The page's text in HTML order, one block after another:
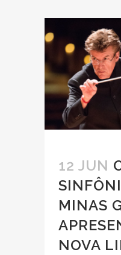
12 JUN
MINAS
NOVA